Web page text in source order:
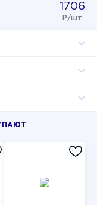
1706
Р/шт